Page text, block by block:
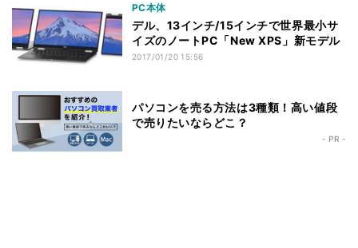
PC本体
デル、13インチ/15インチで世界最小サ
イズのノートPC「New XPS」新モデル
2017/01/20 15:56
パソコンを売る方法は3種類！高い値段
で売りたいならどこ？
- PR -